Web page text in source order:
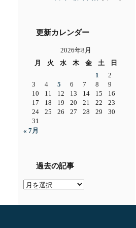
更新カレンダー
2026年8月
月
火 水 木 金 土
日
1
2
3
4 5 6 7 8
9
10
11 12 13 14 15
16
17
18 19 20 21 22
23
24
25 26 27 28 29
30
31
« 7月
過去の記事
過